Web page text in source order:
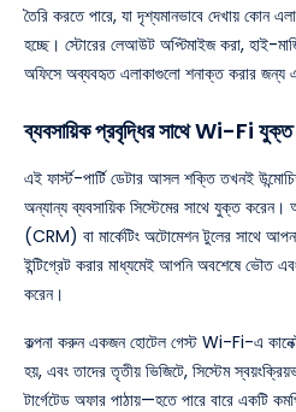
তৈরি করতে পারে, যা দৃশ্যমানভাবে দেখায় কোন
হচ্ছে। স্টোরের লেআউট অপ্টিমাইজ করা, হাই-
অফিসে অব্যবহৃত এলাকাগুলো শনাক্ত করার জন্য
ব্যবসায়িক প্রবৃদ্ধির সাথে Wi-Fi
এই ফার্স্ট-পার্টি ডেটার আসল শক্তি তখনই
অন্যান্য ব্যবসায়িক সিস্টেমের সাথে যুক্ত করেন।
(CRM) বা মার্কেটিং অটোমেশন টুলের সাথে
ইন্টিগ্রেট করার মাধ্যমেই আপনি অবশেষে ভৌত
করেন।
কল্পনা করুন একজন হোটেল গেস্ট Wi-Fi-এ
হয়, এবং তাদের তৃতীয় ভিজিটে, সিস্টেম
টার্গেটেড অফার পাঠায়—হতে পারে বারে একটি